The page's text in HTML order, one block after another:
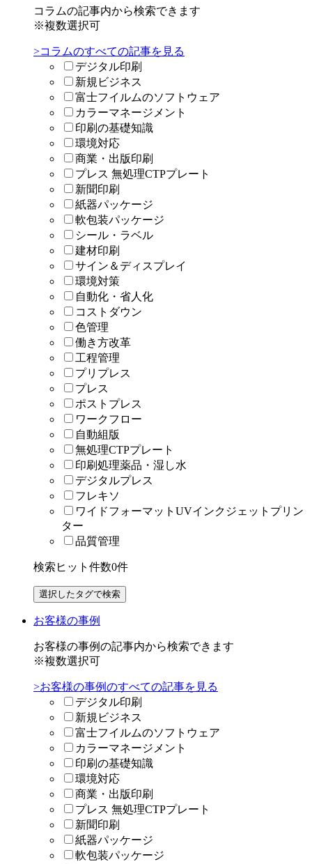
コラムの記事内から検索できます
※複数選択可
>コラムのすべての記事を見る
デジタル印刷
新規ビジネス
富士フイルムのソフトウェア
カラーマネージメント
印刷の基礎知識
環境対応
商業・出版印刷
プレス 無処理CTPプレート
新聞印刷
紙器パッケージ
軟包装パッケージ
シール・ラベル
建材印刷
サイン＆ディスプレイ
環境対策
自動化・省人化
コストダウン
色管理
働き方改革
工程管理
プリプレス
プレス
ポストプレス
ワークフロー
自動組版
無処理CTPプレート
印刷処理薬品・湿し水
デジタルプレス
フレキソ
ワイドフォーマットUVインクジェットプリン
ター
品質管理
検索ヒット件数0件
お客様の事例
お客様の事例の記事内から検索できます
※複数選択可
>お客様の事例のすべての記事を見る
デジタル印刷
新規ビジネス
富士フイルムのソフトウェア
カラーマネージメント
印刷の基礎知識
環境対応
商業・出版印刷
プレス 無処理CTPプレート
新聞印刷
紙器パッケージ
軟包装パッケージ